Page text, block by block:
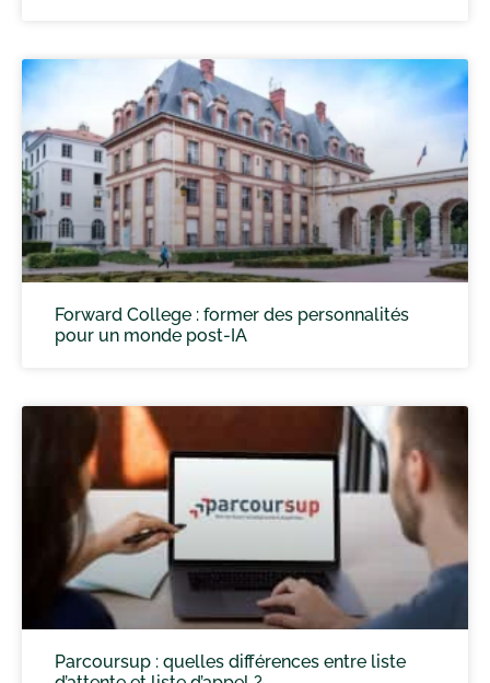
Forward College : former des personnalités
pour un monde post-IA
Parcoursup : quelles différences entre liste